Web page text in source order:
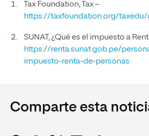
Tax Foundation, Tax –
https://taxfoundation.org/
SUNAT, ¿Qué es el impuesto a
https://renta.sunat.gob.pe/
impuesto-renta-de-personas
Comparte esta